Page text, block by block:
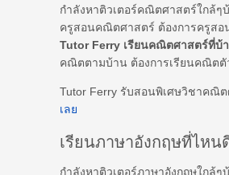
กำลังหาติวเตอร์คณิตศาสตร์ใกล้ๆ
ครูสอนคณิตศาสตร์ ต้องการครูส
Tutor Ferry เรียนคณิตศาสตร์ที่บ้
คณิตตามบ้าน ต้องการเรียนคณิตตั
Tutor Ferry รับสอนพิเศษวิชาคณิ
เลย
เรียนภาษาอังกฤษที่ไหน
กำลังหาติวเตอร์ภาษาอังกฤษใกล้ๆ